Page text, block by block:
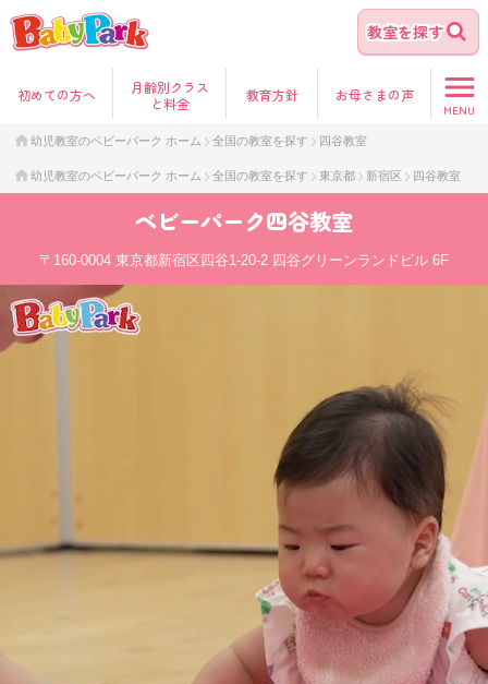
教室を探す
初めての方へ
月齢別クラス
と料金
教育方針 お母さまの声
MENU
幼児教室のベビーパーク ホーム 全国の教室を探す 四谷教室
幼児教室のベビーパーク ホーム 全国の教室を探す 東京都 新宿区 四谷教室
ベビーパーク四谷教室
〒160-0004 東京都新宿区四谷1-20-2 四谷グリーンランドビル 6F